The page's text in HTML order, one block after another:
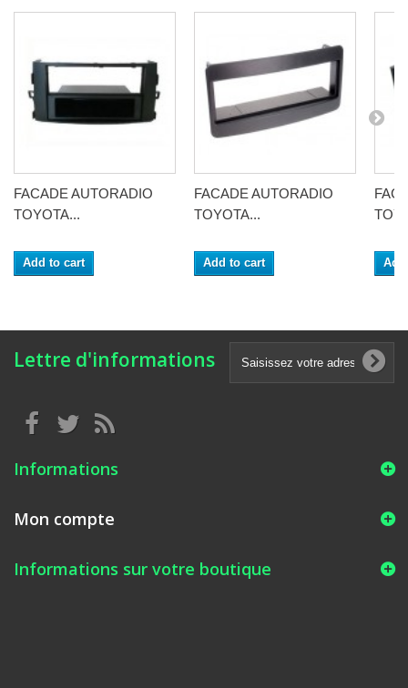
FACADE AUTORADIO
TOYOTA...
Add to cart
FACADE AUTORADIO
TOYOTA...
Add to cart
Lettre d'informations
Informations
Mon compte
Informations sur votre boutique